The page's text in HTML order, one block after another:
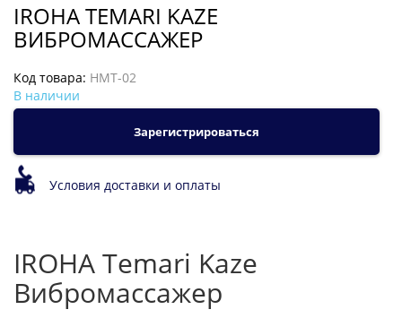
IROHA TEMARI KAZE
ВИБРОМАССАЖЕР
Код товара: HMT-02
В наличии
Зарегистрироваться
Условия доставки и оплаты
IROHA Temari Kaze
Вибромассажер